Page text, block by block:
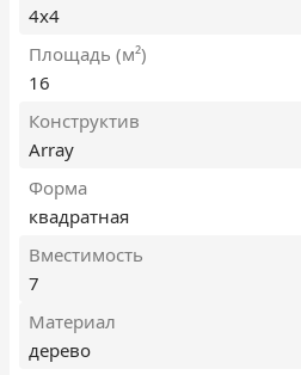
4х4
Площадь (м²)
16
Конструктив
Array
Форма
квадратная
Вместимость
7
Материал
дерево